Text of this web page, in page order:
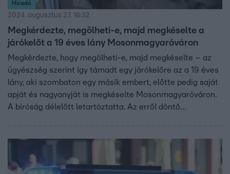
Híradó
2024. augusztus 27. 16:32
Megkérdezte, megölheti-e, majd megkéselte a
járókelőt a 19 éves lány Mosonmagyaróváron
Megkérdezte, hogy megölheti-e, majd megkéselte – az
ügyészség szerint így támadt egy járókelőre az a 19 éves
lány, aki szombaton egy másik embert, előtte pedig saját
apját és nagyanyját is megkéselte Mosonmagyaróváron.
A bíróság délelőtt letartóztatta. Az erről döntő